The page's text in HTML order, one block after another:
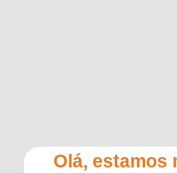
Olá, estamos